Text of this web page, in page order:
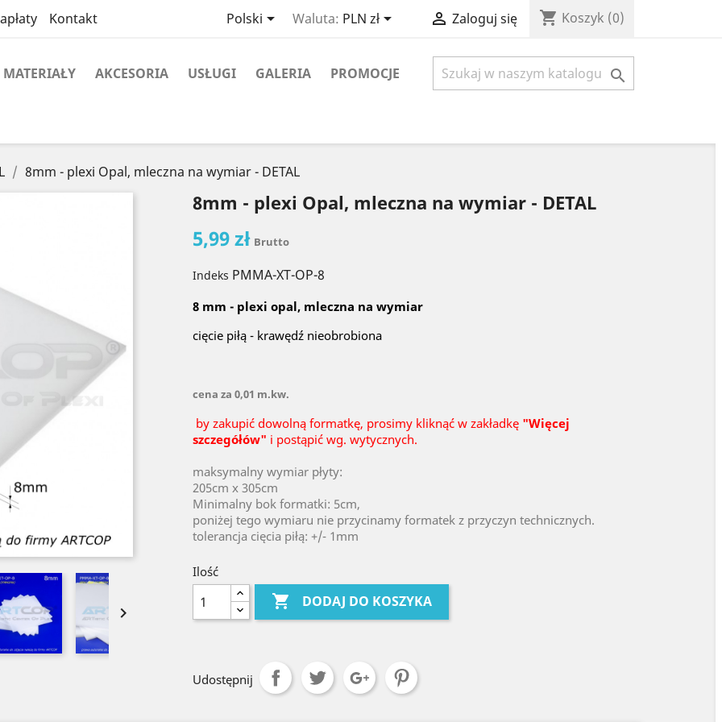
Kontakt Polski Waluta: PLN zł  Zaloguj się shopping_cart Koszyk (0)
MATERIAŁY AKCESORIA USŁUGI GALERIA PROMOCJE 
8mm - plexi Opal, mleczna na wymiar - DETAL

8mm - plexi Opal, mleczna na wymiar - DETAL
5,99 zł Brutto
Indeks PMMA-XT-OP-8
8 mm - plexi opal, mleczna na wymiar
cięcie piłą - krawędź nieobrobiona
cena za 0,01 m.kw.
by zakupić dowolną formatkę, prosimy kliknąć w zakładkę "Więcej
szczegółów" i postąpić wg. wytycznych.
maksymalny wymiar płyty:
205cm x 305cm
Minimalny bok formatki: 5cm,
poniżej tego wymiaru nie przycinamy formatek z przyczyn technicznych.
tolerancja cięcia piłą: +/- 1mm
Ilość
 DODAJ DO KOSZYKA
Udostępnij